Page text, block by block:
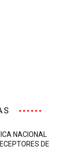
NACIONAL
DE